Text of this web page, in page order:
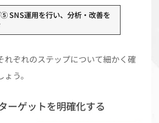
SNS運用を行い、分析・改善を
れぞれのステップについて細かく確
う。
ーゲットを明確化する